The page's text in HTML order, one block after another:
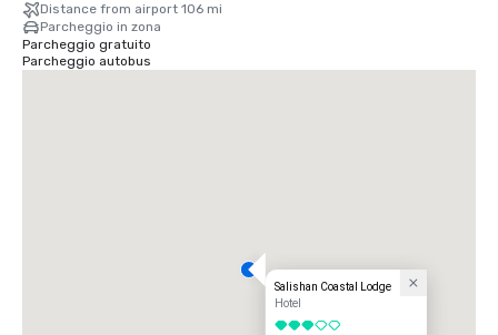
Distance from airport 106 mi
Parcheggio in zona
Parcheggio gratuito
Parcheggio autobus
Salishan Coastal Lodge
Hotel
3 su 5